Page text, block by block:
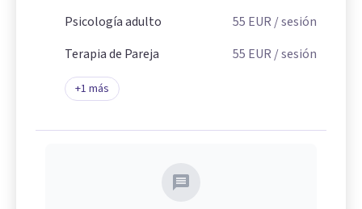
Psicología adulto
55 EUR / sesión
Terapia de Pareja
55 EUR / sesión
+1 más